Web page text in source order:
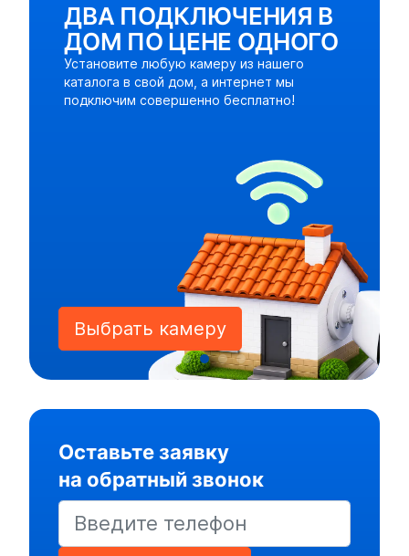
ДВА ПОДКЛЮЧЕНИЯ В
ДОМ ПО ЦЕНЕ ОДНОГО
Установите любую камеру из нашего
каталога в свой дом, а интернет мы
подключим совершенно бесплатно!
Выбрать камеру
Оставьте заявку
на обратный звонок